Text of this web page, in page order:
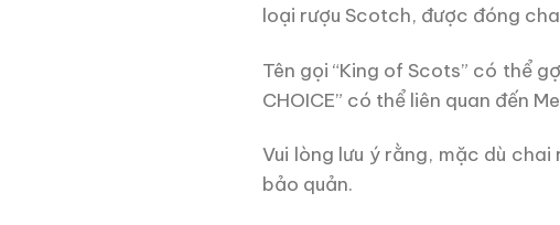
loại rượu Scotch, được đóng
Tên gọi “King of Scots” có thể
CHOICE” có thể liên quan đến
Vui lòng lưu ý rằng, mặc dù
bảo quản.